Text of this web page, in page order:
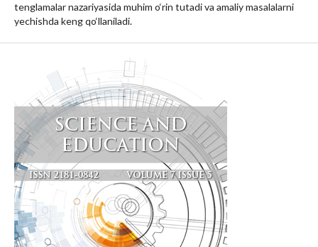
tenglamalar nazariyasida muhim o‘rin tutadi va amaliy masalalarni
yechishda keng qo‘llaniladi.